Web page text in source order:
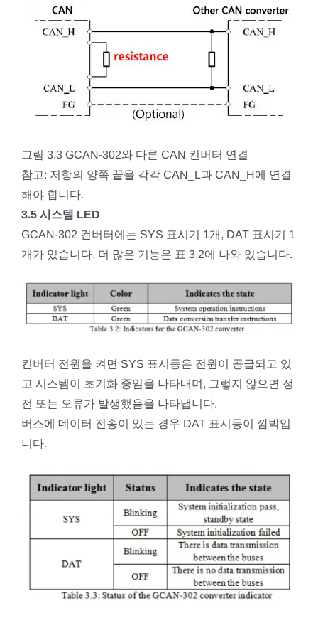
그림 3.3 GCAN-302와 다른 CAN 컨버터 연결
참고: 저항의 양쪽 끝을 각각 CAN_L과 CAN_H에 연결
해야 합니다.
3.5 시스템 LED
GCAN-302 컨버터에는 SYS 표시기 1개, DAT 표시기 1
개가 있습니다. 더 많은 기능은 표 3.2에 나와 있습니다.
컨버터 전원을 켜면 SYS 표시등은 전원이 공급되고 있
고 시스템이 초기화 중임을 나타내며, 그렇지 않으면 정
전 또는 오류가 발생했음을 나타냅니다.
버스에 데이터 전송이 있는 경우 DAT 표시등이 깜박입
니다.